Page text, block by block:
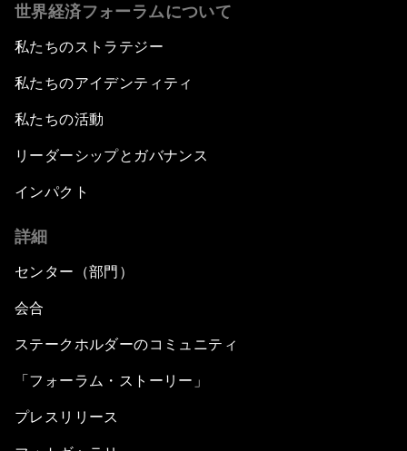
世界経済フォーラムについて
私たちのストラテジー
私たちのアイデンティティ
私たちの活動
リーダーシップとガバナンス
インパクト
詳細
センター（部門）
会合
ステークホルダーのコミュニティ
「フォーラム・ストーリー」
プレスリリース